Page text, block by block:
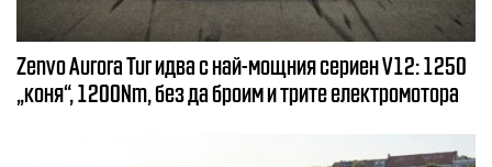
Zenvo Aurora Tur идва с най-мощния сериен V12: 1250
„коня“, 1200Nm, без да броим и трите електромотора